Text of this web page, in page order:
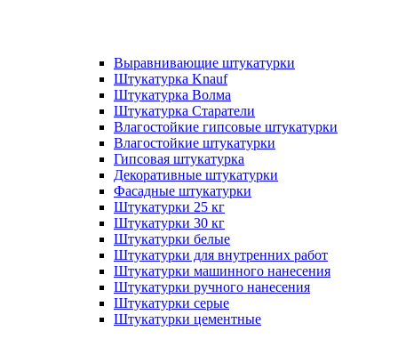
Выравнивающие штукатурки
Штукатурка Knauf
Штукатурка Волма
Штукатурка Старатели
Влагостойкие гипсовые штукатурки
Влагостойкие штукатурки
Гипсовая штукатурка
Декоративные штукатурки
Фасадные штукатурки
Штукатурки 25 кг
Штукатурки 30 кг
Штукатурки белые
Штукатурки для внутренних работ
Штукатурки машинного нанесения
Штукатурки ручного нанесения
Штукатурки серые
Штукатурки цементные